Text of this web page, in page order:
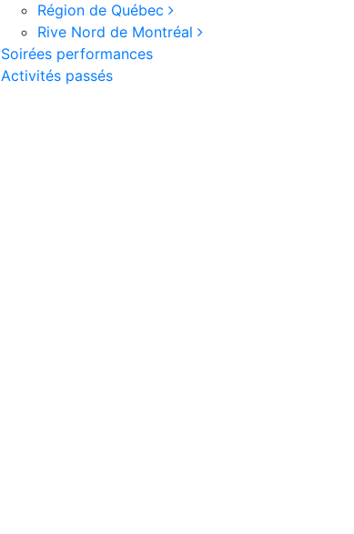
Région de Québec
Rive Nord de Montréal
Soirées performances
Activités passés